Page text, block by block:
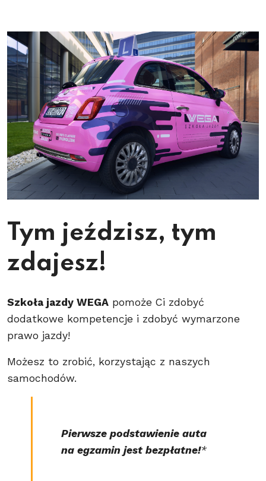
Tym jeździsz, tym
zdajesz!
Szkoła jazdy WEGA pomoże Ci zdobyć
dodatkowe kompetencje i zdobyć wymarzone
prawo jazdy!
Możesz to zrobić, korzystając z naszych
samochodów.
Pierwsze podstawienie auta
na egzamin jest bezpłatne!*